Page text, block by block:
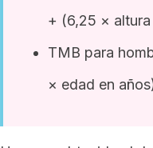
+ (6,25 × altura
TMB para
× edad en